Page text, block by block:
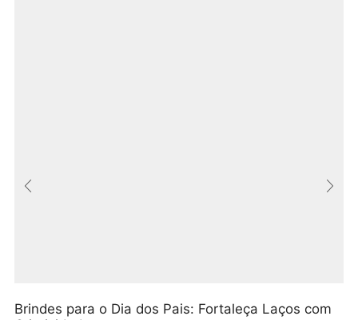
Brindes para o Dia dos Pais: Fortaleça Laços com